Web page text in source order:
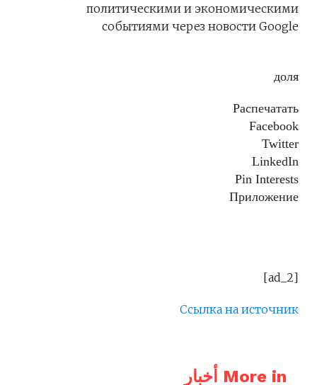
политическими и экономическими
событиями через новости Google
доля
Распечатать
Facebook
Twitter
LinkedIn
Pin Interests
Приложение
[ad_2]
Ссылка на источник
More in أخبار